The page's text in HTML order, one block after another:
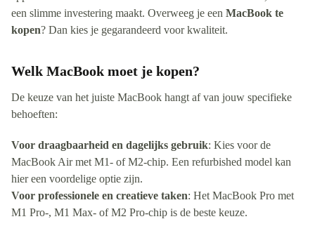
een slimme investering maakt. Overweeg je een MacBook te
kopen? Dan kies je gegarandeerd voor kwaliteit.
Welk MacBook moet je kopen?
De keuze van het juiste MacBook hangt af van jouw specifieke
behoeften:
Voor draagbaarheid en dagelijks gebruik: Kies voor de
MacBook Air met M1- of M2-chip. Een refurbished model kan
hier een voordelige optie zijn.
Voor professionele en creatieve taken: Het MacBook Pro met
M1 Pro-, M1 Max- of M2 Pro-chip is de beste keuze.